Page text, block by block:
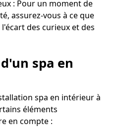
: Pour un moment de
assurez-vous à ce que
des curieux et des
spa en
spa en intérieur à
éléments
en compte :